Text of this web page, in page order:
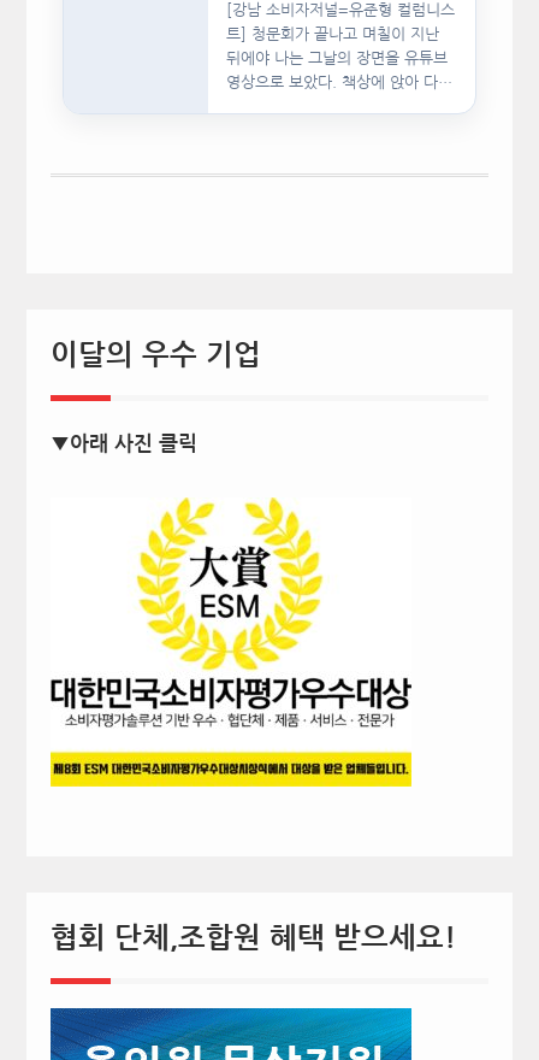
[강남 소비자저널=유준형 컬럼니스
트] 청문회가 끝나고 며칠이 지난
뒤에야 나는 그날의 장면을 유튜브
영상으로 보았다. 책상에 앉아 다른
이달의 우수 기업
▼아래 사진 클릭
협회 단체,조합원 혜택 받으세요!